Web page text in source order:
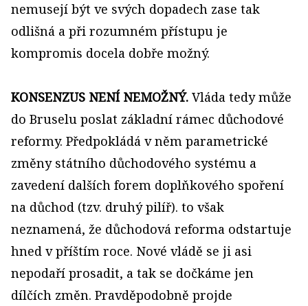
nemusejí být ve svých dopadech zase tak
odlišná a při rozumném přístupu je
kompromis docela dobře možný.
KONSENZUS NENÍ NEMOŽNÝ. Vláda tedy může
do Bruselu poslat základní rámec důchodové
reformy. Předpokládá v něm parametrické
změny státního důchodového systému a
zavedení dalších forem doplňkového spoření
na důchod (tzv. druhý pilíř). to však
neznamená, že důchodová reforma odstartuje
hned v příštím roce. Nové vládě se ji asi
nepodaří prosadit, a tak se dočkáme jen
dílčích změn. Pravděpodobně projde